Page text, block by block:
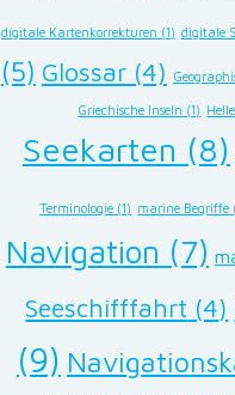
digitale Kartenkorrekturen (1) digitale
(5) Glossar(4)
Griechische Inseln (1)
Seekarten (8)
Terminologie (1) marine Begriffe
Navigation (7)
Seeschifffahrt (4)
(9)